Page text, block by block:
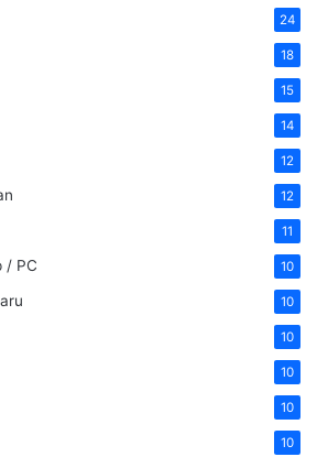
24
18
15
14
12
12
11
/ PC 10
10
10
10
10
10